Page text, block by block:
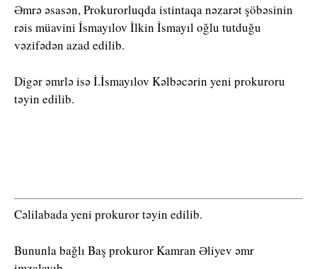
Əmrə əsasən, Prokurorluqda istintaqa nəzarət şöbəsinin
rəis müavini İsmayılov İlkin İsmayıl oğlu tutduğu
vəzifədən azad edilib.
Digər əmrlə isə İ.İsmayılov Kəlbəcərin yeni prokuroru
təyin edilib.
Cəlilabada yeni prokuror təyin edilib.
Bununla bağlı Baş prokuror Kamran Əliyev əmr